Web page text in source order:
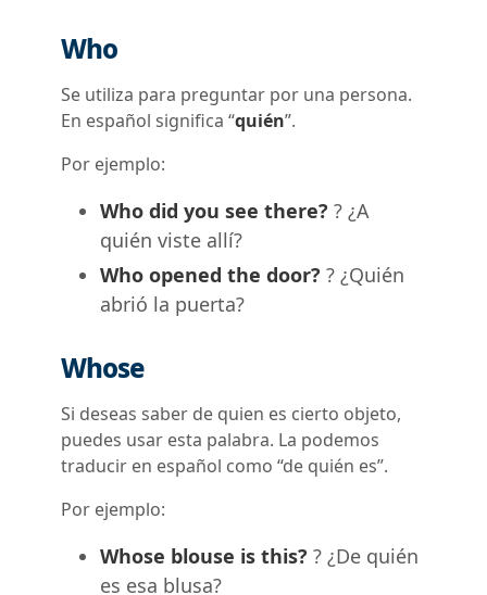
Who
Se utiliza para preguntar por una persona.
En español significa “quién”.
Por ejemplo:
Who did you see there? ? ¿A
quién viste allí?
Who opened the door? ? ¿Quién
abrió la puerta?
Whose
Si deseas saber de quien es cierto objeto,
puedes usar esta palabra. La podemos
traducir en español como “de quién es”.
Por ejemplo:
Whose blouse is this? ? ¿De quién
es esa blusa?